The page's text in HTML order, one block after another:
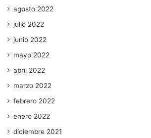
agosto 2022
julio 2022
junio 2022
mayo 2022
abril 2022
marzo 2022
febrero 2022
enero 2022
diciembre 2021